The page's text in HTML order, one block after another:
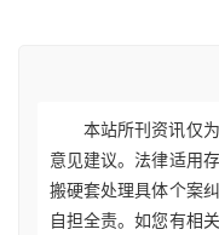
本站所刊资讯仅
意见建议。法律适用
搬硬套处理具体个案
自担全责。如您有相